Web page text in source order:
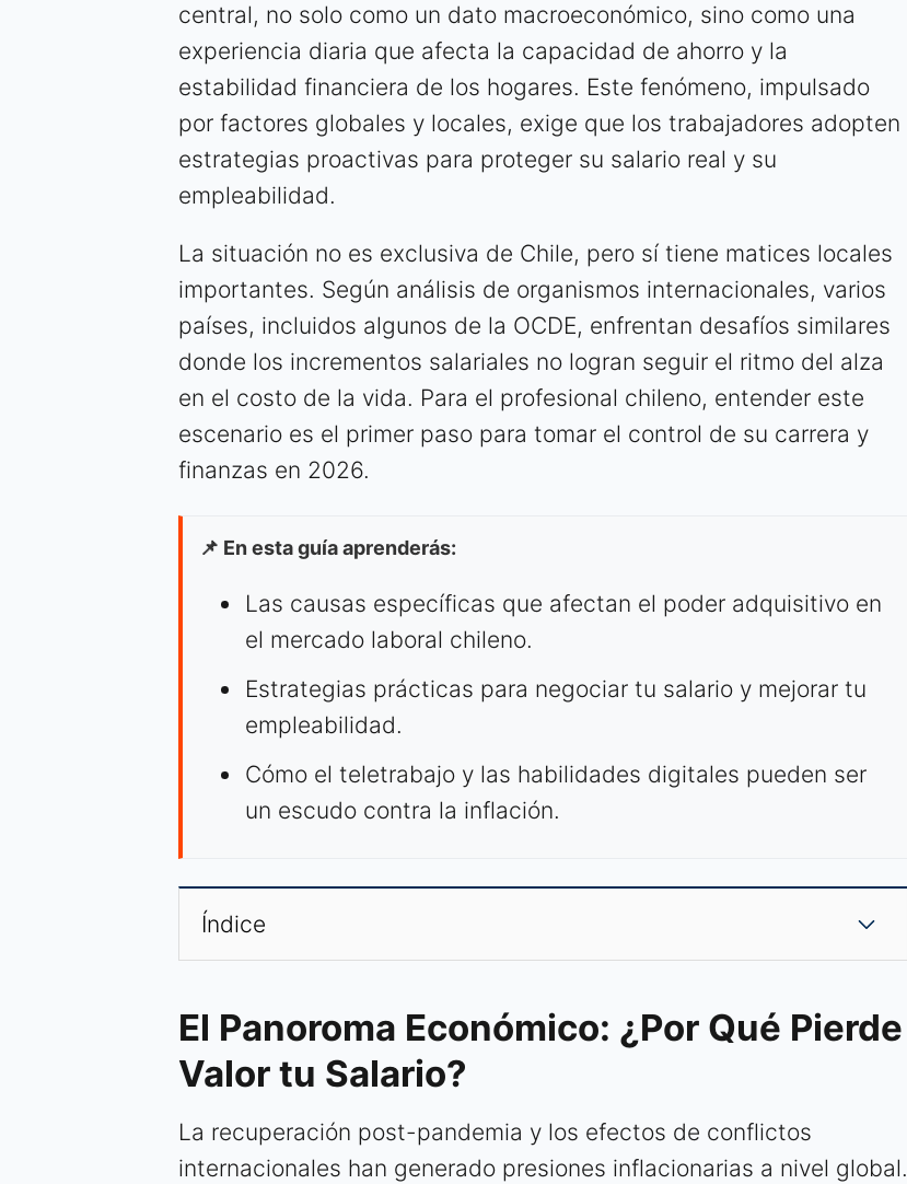
central, no solo como un dato macroeconómico, sino como una
experiencia diaria que afecta la capacidad de ahorro y la
estabilidad financiera de los hogares. Este fenómeno, impulsado
por factores globales y locales, exige que los trabajadores adopten
estrategias proactivas para proteger su salario real y su
empleabilidad.
La situación no es exclusiva de Chile, pero sí tiene matices locales
importantes. Según análisis de organismos internacionales, varios
países, incluidos algunos de la OCDE, enfrentan desafíos similares
donde los incrementos salariales no logran seguir el ritmo del alza
en el costo de la vida. Para el profesional chileno, entender este
escenario es el primer paso para tomar el control de su carrera y
finanzas en 2026.
📌 En esta guía aprenderás:
Las causas específicas que afectan el poder adquisitivo en
el mercado laboral chileno.
Estrategias prácticas para negociar tu salario y mejorar tu
empleabilidad.
Cómo el teletrabajo y las habilidades digitales pueden ser
un escudo contra la inflación.
Índice
El Panoroma Económico: ¿Por Qué Pierde
Valor tu Salario?
La recuperación post-pandemia y los efectos de conflictos
internacionales han generado presiones inflacionarias a nivel global.